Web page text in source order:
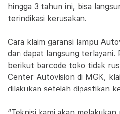
hingga 3 tahun ini, bisa
terindikasi kerusakan.
Cara klaim garansi lampu
dan dapat langsung terlayani.
berikut barcode toko tidak
Center Autovision di MGK,
dilakukan setelah dipastikan